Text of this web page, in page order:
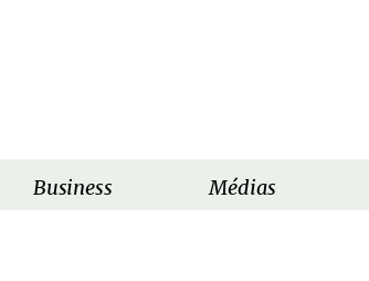
Business Médias